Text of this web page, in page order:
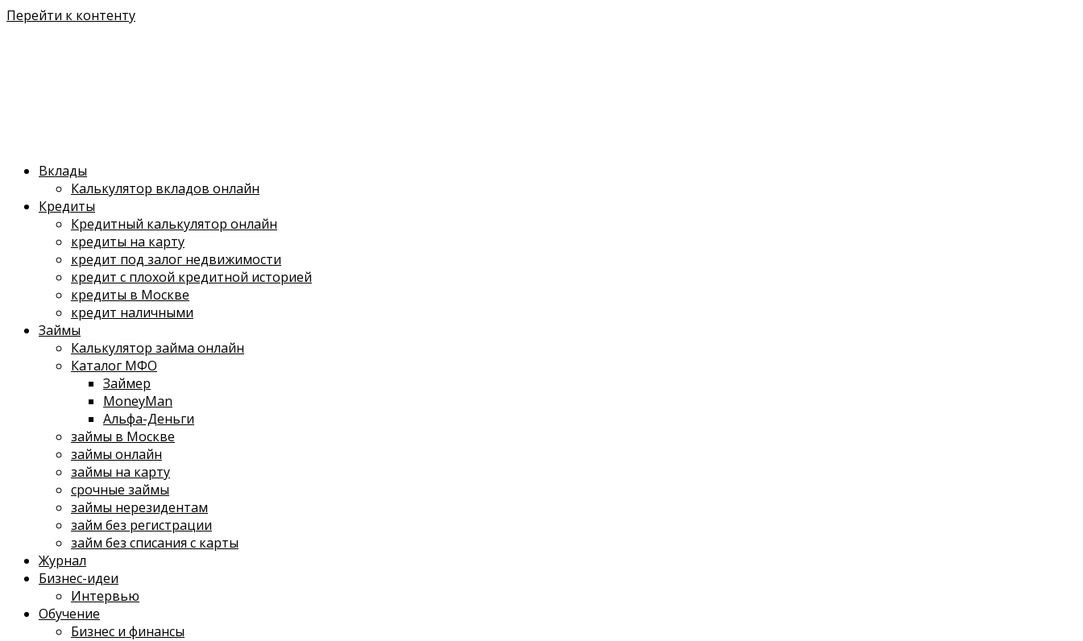
Перейти к контенту
Вклады
Калькулятор вкладов онлайн
Кредиты
Кредитный калькулятор онлайн
кредиты на карту
кредит под залог недвижимости
кредит с плохой кредитной историей
кредиты в Москве
кредит наличными
Займы
Калькулятор займа онлайн
Каталог МФО
Займер
MoneyMan
Альфа-Деньги
займы в Москве
займы онлайн
займы на карту
срочные займы
займы нерезидентам
займ без регистрации
займ без списания с карты
Журнал
Бизнес-идеи
Интервью
Обучение
Бизнес и финансы